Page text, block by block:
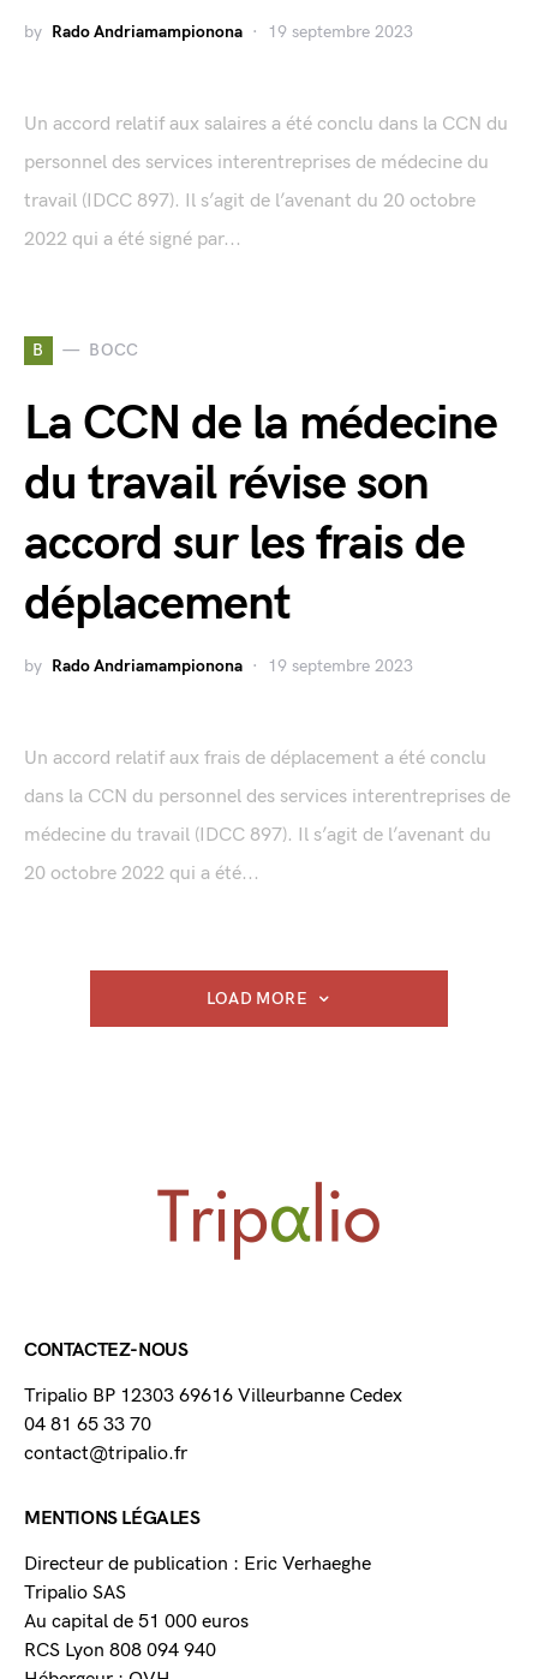
by Rado Andriamampionona 19 septembre 2023
Un accord relatif aux salaires a été conclu dans la CCN du
personnel des services interentreprises de médecine du
travail (IDCC 897). Il s’agit de l’avenant du 20 octobre
2022 qui a été signé par...
B BOCC
La CCN de la médecine
du travail révise son
accord sur les frais de
déplacement
by Rado Andriamampionona 19 septembre 2023
Un accord relatif aux frais de déplacement a été conclu
dans la CCN du personnel des services interentreprises de
médecine du travail (IDCC 897). Il s’agit de l’avenant du
20 octobre 2022 qui a été...
LOAD MORE
CONTACTEZ-NOUS
Tripalio BP 12303 69616 Villeurbanne Cedex
04 81 65 33 70
contact@tripalio.fr
MENTIONS LÉGALES
Directeur de publication : Eric Verhaeghe
Tripalio SAS
Au capital de 51 000 euros
RCS Lyon 808 094 940